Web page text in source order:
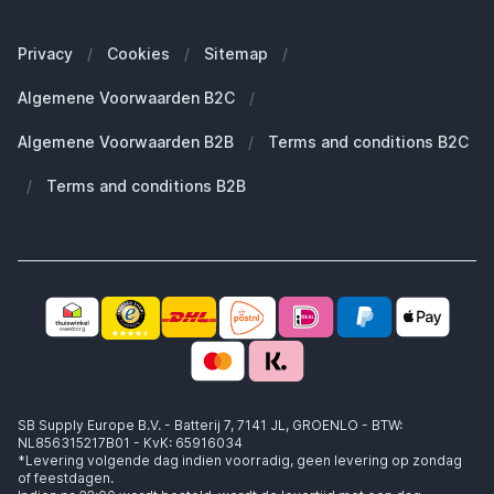
Zakelijke klanten (B2B)
Groot en uniek assortiment
400.000+ klanten geleverd
Welke MagSafe heb ik nodig?
Werken bij SB Supply
Working at SB Supply
Privacy / Cookies / Sitemap /
Algemene Voorwaarden B2C /
Algemene Voorwaarden B2B / Terms and conditions B2C
/ Terms and conditions B2B
SB Supply Europe B.V. - Batterij 7, 7141 JL, GROENLO - BTW:
NL856315217B01 - KvK: 65916034
*Levering volgende dag indien voorradig, geen levering op zondag
of feestdagen.